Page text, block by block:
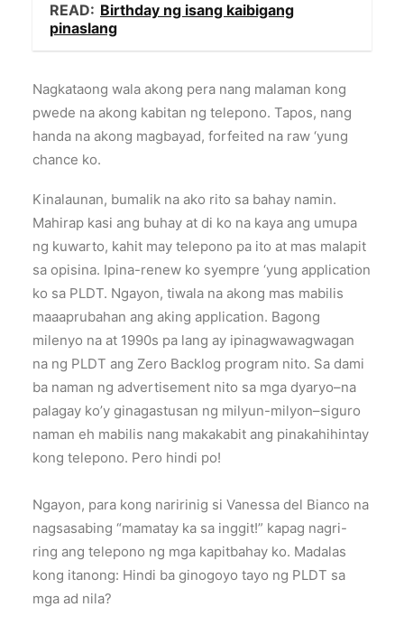
READ: Birthday ng isang kaibigang
pinaslang
Nagkataong wala akong pera nang malaman kong
pwede na akong kabitan ng telepono. Tapos, nang
handa na akong magbayad, forfeited na raw ‘yung
chance ko.
Kinalaunan, bumalik na ako rito sa bahay namin.
Mahirap kasi ang buhay at di ko na kaya ang umupa
ng kuwarto, kahit may telepono pa ito at mas malapit
sa opisina. Ipina-renew ko syempre ‘yung application
ko sa PLDT. Ngayon, tiwala na akong mas mabilis
maaaprubahan ang aking application. Bagong
milenyo na at 1990s pa lang ay ipinagwawagwagan
na ng PLDT ang Zero Backlog program nito. Sa dami
ba naman ng advertisement nito sa mga dyaryo–na
palagay ko’y ginagastusan ng milyun-milyon–siguro
naman eh mabilis nang makakabit ang pinakahihintay
kong telepono. Pero hindi po!
Ngayon, para kong naririnig si Vanessa del Bianco na
nagsasabing “mamatay ka sa inggit!” kapag nagri-
ring ang telepono ng mga kapitbahay ko. Madalas
kong itanong: Hindi ba ginogoyo tayo ng PLDT sa
mga ad nila?